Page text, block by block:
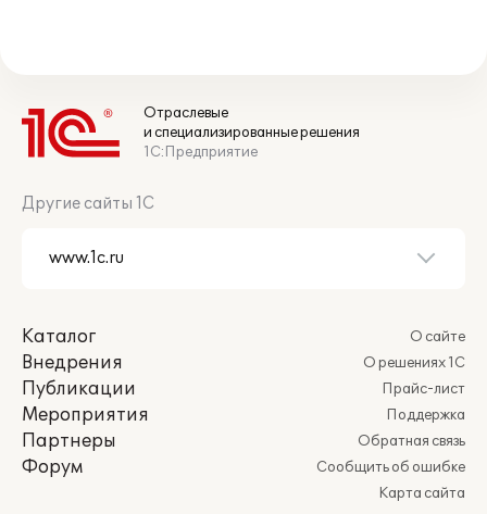
Отраслевые
и специализированные решения
1С:Предприятие
Другие сайты 1С
Каталог
Внедрения
Публикации
Мероприятия
Партнеры
Форум
О сайте
О решениях 1С
Прайс-лист
Поддержка
Обратная связь
Сообщить об ошибке
Карта сайта